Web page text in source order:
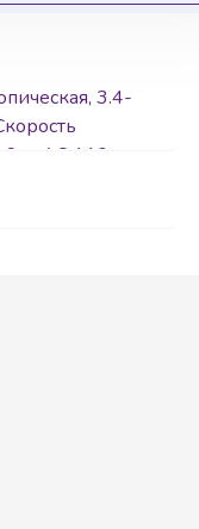
3.4-
с.; AC 110-
для стрелы